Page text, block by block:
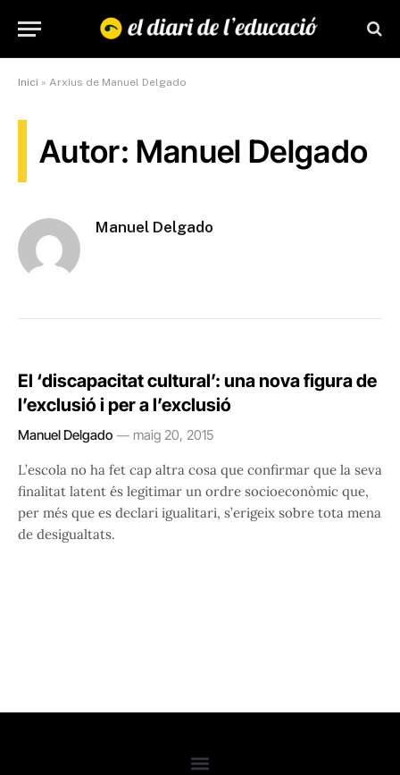
Inici » Arxius de Manuel Delgado
Autor: Manuel Delgado
Manuel Delgado
El ‘discapacitat cultural’: una nova figura de
l’exclusió i per a l’exclusió
Manuel Delgado maig 20, 2015
L’escola no ha fet cap altra cosa que confirmar que la seva
finalitat latent és legitimar un ordre socioeconòmic que,
per més que es declari igualitari, s’erigeix sobre tota mena
de desigualtats.